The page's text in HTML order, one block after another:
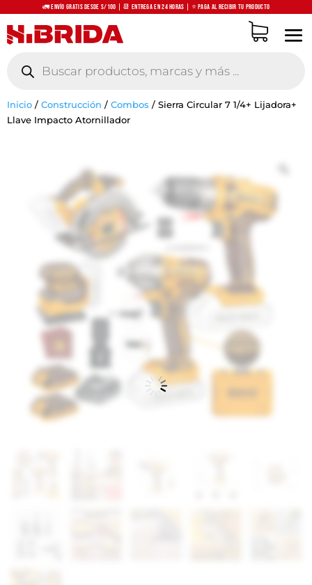
🚛 Envío Gratis desde S/100 | 📆 Entrega en 24 horas | ⭐ Paga al recibir tu producto
productos
Inicio / Construcción / Combos / Sierra Circular 7 1/4+ Lijadora+
Llave Impacto Atornillador